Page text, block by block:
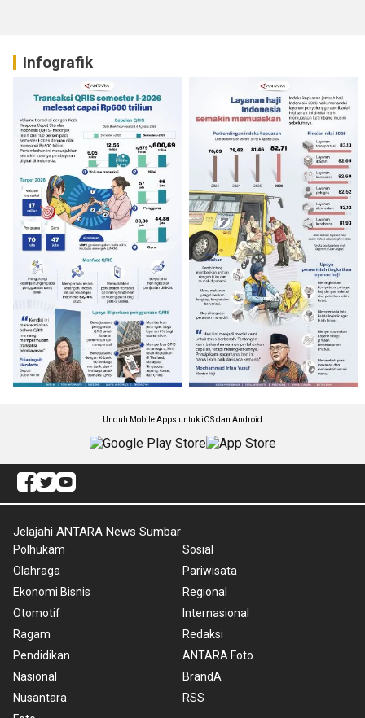
Infografik
Unduh Mobile Apps untuk iOS dan Android
Jelajahi ANTARA News Sumbar
Polhukam
Olahraga
Ekonomi Bisnis
Otomotif
Ragam
Pendidikan
Nasional
Nusantara
Sosial
Pariwisata
Regional
Internasional
Redaksi
ANTARA Foto
BrandA
RSS